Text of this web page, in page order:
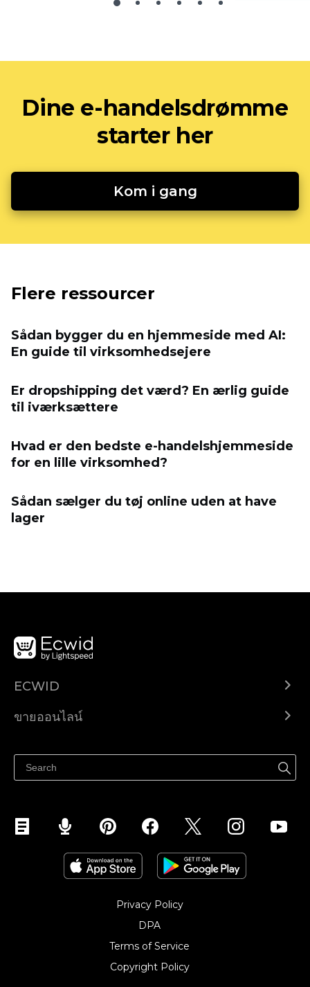
Dine e-handelsdrømme
starter her
Kom i gang
Flere ressourcer
Sådan bygger du en hjemmeside med AI:
En guide til virksomhedsejere
Er dropshipping det værd? En ærlig guide
til iværksættere
Hvad er den bedste e-handelshjemmeside
for en lille virksomhed?
Sådan sælger du tøj online uden at have
lager
ECWID
ราคา
ขายออนไลน์
ขายบนเฟสบุ๊ค
Privacy Policy
DPA
Terms of Service
Copyright Policy‎